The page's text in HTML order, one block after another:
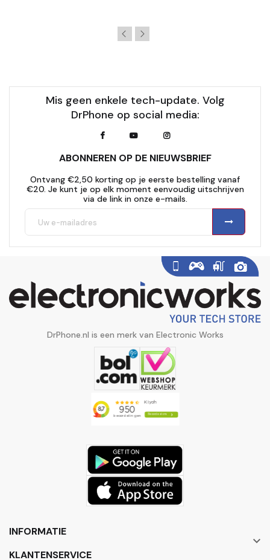
Mis geen enkele tech-update. Volg
DrPhone op social media:
ABONNEREN OP DE NIEUWSBRIEF
Ontvang €2,50 korting op je eerste bestelling vanaf
€20. Je kunt je op elk moment eenvoudig uitschrijven
via de link in onze e-mails.
DrPhone.nl is een merk van Electronic Works
INFORMATIE

KLANTENSERVICE